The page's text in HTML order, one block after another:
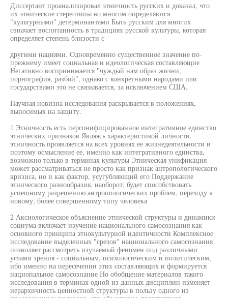
Диссертант проанализировал этничность русских и доказал, что
их этнические стереотипы во многом определяются
"культурными" детерминантами Быть русским для многих
означает воспитанность в традициях русской культуры, которая
определяет степень близости с
другими нациями. Одновременно существенное значение по-
прежнему имеет социальная и идеологическая составляющие
Негативно воспринимается "чуждый нам образ жизни,
порнография, разбой", однако с конкретными народами или
государствами это не связывается, за исключением США.
Научная новизна исследования раскрывается в положениях,
выносимых на защиту.
1 Этничность есть персонифицированное интегративное единство
этнических признаков Являясь характеристикой личности,
этничность проявляется на всех уровнях ее жизнедеятельности и
поэтому осмысление ее, именно как интегративного единства,
возможно только в терминах культуры Этническая унификация
может рассматриваться не просто как признак антропологического
кризиса, но и как фактор, усугубляющий его Поддержание
этнического разнообразия, наоборот, будет способствовать
успешному разрешению антропологических проблем, переходу к
новому, более совершенному типу человека
2 Аксиологическое объяснение этнической структуры и динамики
социума включает изучение национального самосознания как
основного принципа этнокультурной идентичности Комплексное
исследование выделенных "срезов" национального самосознания
позволяет рассмотреть изучаемый феномен под различными
углами зрения - социальным, психологическим и политическим,
ибо именно на пересечении этих составляющих и формируется
национальное самосознание Но обобщение материалов такого
исследования в терминах одной из данных дисциплин изменяет
иерархичность ценностной структуры в пользу одного из